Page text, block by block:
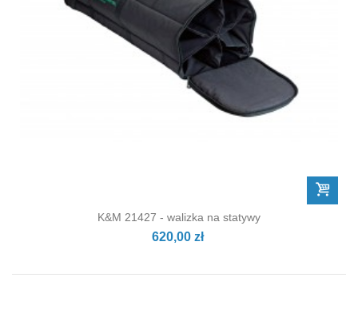
K&M 21427 - walizka na statywy
620,00 zł